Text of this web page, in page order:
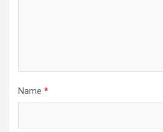
Name *